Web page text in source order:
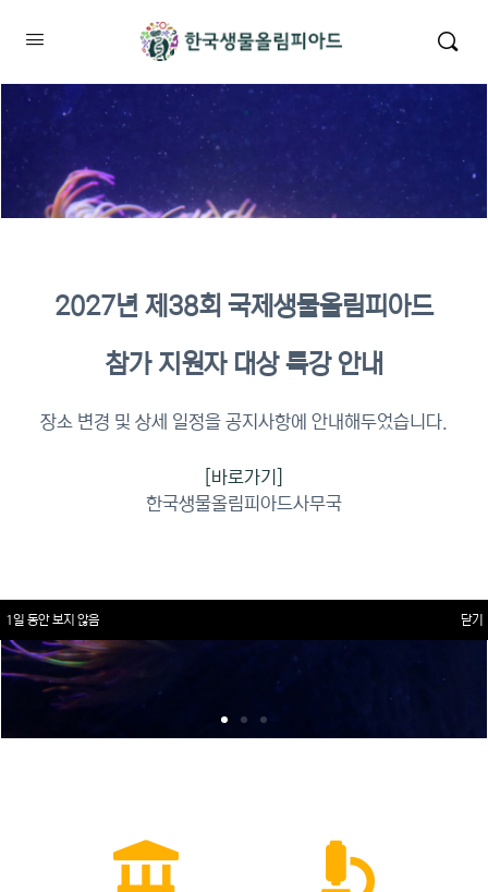
이수증명서 확인 바로가기
2027년 제38회 국제생물올림피아드
참가 지원자 대상 특강 안내
장소 변경 및 상세 일정을 공지사항에 안내해두었습니다.
[바로가기]
한국생물올림피아드사무국
1일 동안 보지 않음 닫기